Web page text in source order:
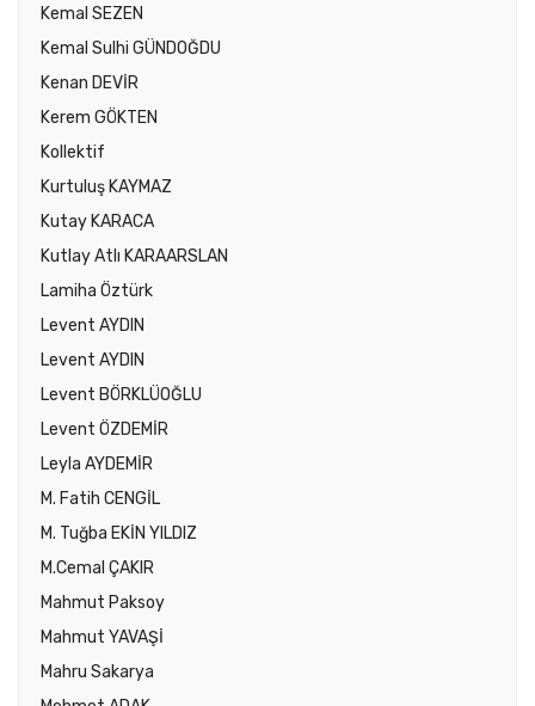
Kemal SEZEN
Kemal Sulhi GÜNDOĞDU
Kenan DEVİR
Kerem GÖKTEN
Kollektif
Kurtuluş KAYMAZ
Kutay KARACA
Kutlay Atlı KARAARSLAN
Lamiha Öztürk
Levent AYDIN
Levent AYDIN
Levent BÖRKLÜOĞLU
Levent ÖZDEMİR
Leyla AYDEMİR
M. Fatih CENGİL
M. Tuğba EKİN YILDIZ
M.Cemal ÇAKIR
Mahmut Paksoy
Mahmut YAVAŞİ
Mahru Sakarya